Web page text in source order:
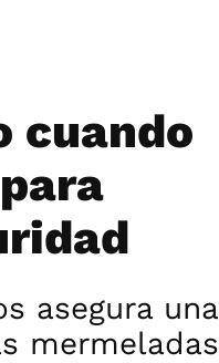
cuando
asegura una
mermeladas